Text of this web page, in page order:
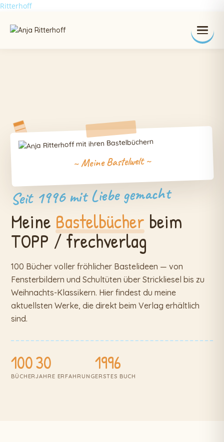
Ritterhoff
Seit 1996 mit Liebe gemacht
Meine Bastelbücher beim
TOPP / frechverlag
100 Bücher voller fröhlicher Bastelideen — von
Fensterbildern und Schultüten über Strickliesel bis zu
Weihnachts-Klassikern. Hier findest du meine
aktuellsten Werke, die direkt beim Verlag erhältlich
sind.
100
BÜCHER
30
JAHRE ERFAHRUNG
1996
ERSTES BUCH
~ Meine Bastelwelt ~